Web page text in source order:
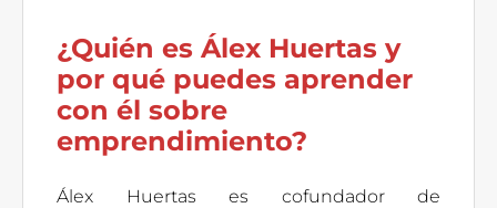
¿Quién es Álex Huertas y
por qué puedes aprender
con él sobre
emprendimiento?
Álex Huertas es cofundador de